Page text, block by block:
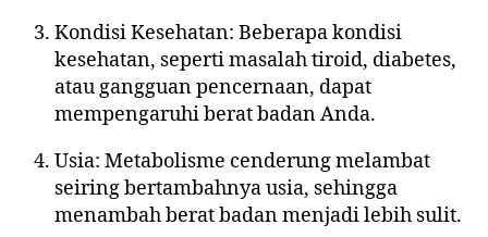
Kondisi Kesehatan: Beberapa kondisi
kesehatan, seperti masalah tiroid, diabetes,
atau gangguan pencernaan, dapat
mempengaruhi berat badan Anda.
Usia: Metabolisme cenderung melambat
seiring bertambahnya usia, sehingga
menambah berat badan menjadi lebih sulit.